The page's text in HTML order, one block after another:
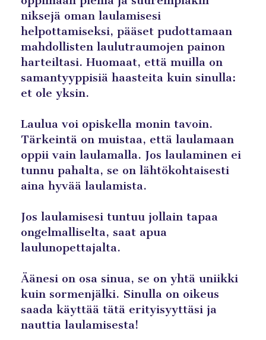
niksejä oman laulamisesi
helpottamiseksi, pääset pudottamaan
mahdollisten laulutraumojen painon
harteiltasi. Huomaat, että muilla on
samantyyppisiä haasteita kuin sinulla:
et ole yksin.
Laulua voi opiskella monin tavoin.
Tärkeintä on muistaa, että laulamaan
oppii vain laulamalla. Jos laulaminen ei
tunnu pahalta, se on lähtökohtaisesti
aina hyvää laulamista.
Jos laulamisesi tuntuu jollain tapaa
ongelmalliselta, saat apua
laulunopettajalta.
Äänesi on osa sinua, se on yhtä uniikki
kuin sormenjälki. Sinulla on oikeus
saada käyttää tätä erityisyyttäsi ja
nauttia laulamisesta!